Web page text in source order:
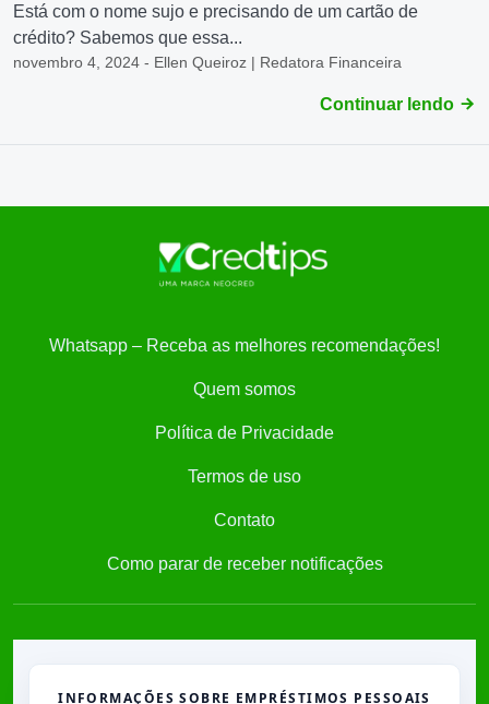
Está com o nome sujo e precisando de um cartão de
crédito? Sabemos que essa...
novembro 4, 2024 - Ellen Queiroz | Redatora Financeira
Continuar lendo
Whatsapp – Receba as melhores recomendações!
Quem somos
Política de Privacidade
Termos de uso
Contato
Como parar de receber notificações
INFORMAÇÕES SOBRE EMPRÉSTIMOS PESSOAIS